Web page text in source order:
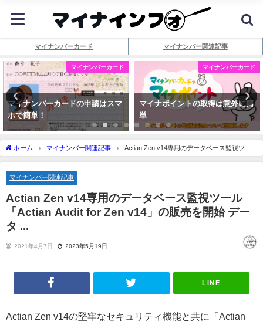
マイナンバーカード マイナンバー関連記事
マイナンバーカード
マイナンバーカードの申請はスマ
ホで簡単！
マイナンバーカード
マイナポイントの取得は意外に簡
単
ホーム マイナンバー関連記事
Actian Zen v14専用のデータベース監視ツー
ル「Actian Audit for Zen v14」の販売を開始 データ ...
マイナンバー関連記事
Actian Zen v14専用のデータベース監視ツール
「Actian Audit for Zen v14」の販売を開始 デー
タ ...
2021年4月7日 2023年5月19日
LINE
Actian Zen v14の堅牢なセキュリティ機能と共に「Actian